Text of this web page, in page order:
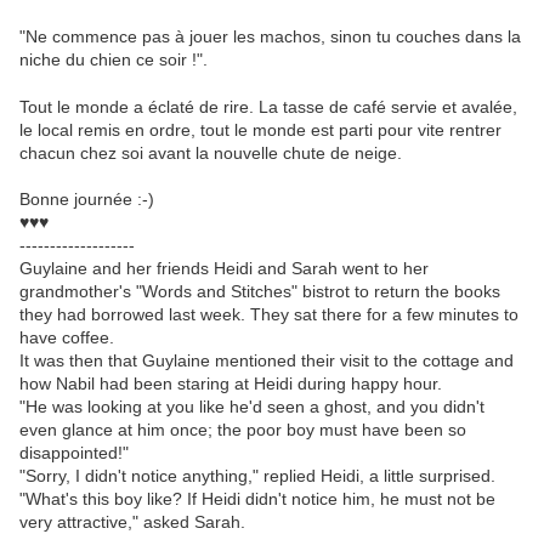
"Ne commence pas à jouer les machos, sinon tu couches dans la
niche du chien ce soir !".
Tout le monde a éclaté de rire. La tasse de café servie et avalée,
le local remis en ordre, tout le monde est parti pour vite rentrer
chacun chez soi avant la nouvelle chute de neige.
Bonne journée :-)
♥♥♥
-------------------
Guylaine and her friends Heidi and Sarah went to her
grandmother's "Words and Stitches" bistrot to return the books
they had borrowed last week. They sat there for a few minutes to
have coffee.
It was then that Guylaine mentioned their visit to the cottage and
how Nabil had been staring at Heidi during happy hour.
"He was looking at you like he'd seen a ghost, and you didn't
even glance at him once; the poor boy must have been so
disappointed!"
"Sorry, I didn't notice anything," replied Heidi, a little surprised.
"What's this boy like? If Heidi didn't notice him, he must not be
very attractive," asked Sarah.